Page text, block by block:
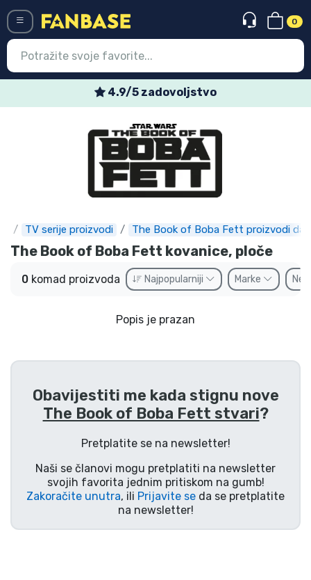
0
4.9/5 zadovoljstvo
TV serije proizvodi The Book of Boba Fett proizvodi
The Book of Boba Fett kovanice, ploče
0 komad proizvoda Najpopularniji Marke Ne
Popis je prazan
Obavijestiti me kada stignu nove
The Book of Boba Fett stvari?
Pretplatite se na newsletter!
Naši se članovi mogu pretplatiti na newsletter
svojih favorita jednim pritiskom na gumb!
Zakoračite unutra, ili Prijavite se da se pretplatite
na newsletter!
Najnovije proizvodi
Ekspresna dostava
Prednarudžbe
Outlet proizvodi
Dostava i plaćanje
TV serija proizvodi
Film proizvodi
Crtani proizvodi
Anime proizvodi
Gamer proizvodi